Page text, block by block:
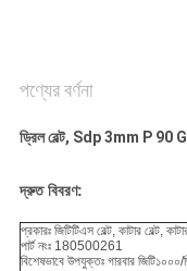
পণ্যের বর্ণনা
ড্রিল বেল্ট, Sdp 3mm P 90
দ্রুত বিবরণ:
প্রকারঃ জিটিটিএস বেল্ট, কাটার বেল্ট,
পার্ট নংঃ 180500261
বিশেষভাবে উপযুক্তঃ গারবার জিটি১০০০/